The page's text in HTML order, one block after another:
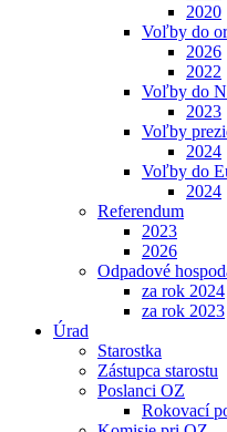
2020
Voľby do
2026
2022
Voľby do
2023
Voľby
2024
Voľby do
2024
Referendum
2023
2026
Odpadové
za rok 2024
za rok 2023
Úrad
Starostka
Zástupca starostu
Poslanci OZ
Rokovací